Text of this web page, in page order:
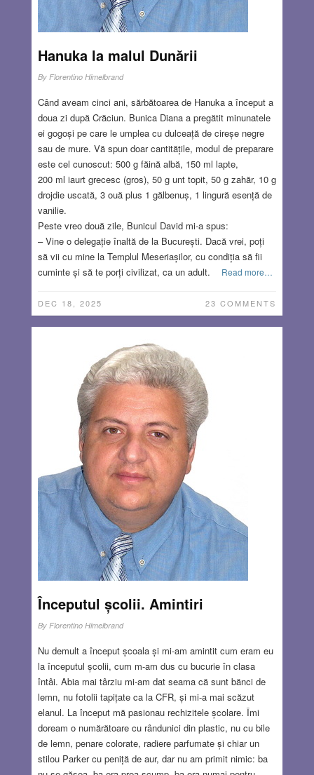
Hanuka la malul Dunării
By Florentino Himelbrand
Când aveam cinci ani, sărbătoarea de Hanuka a început a
doua zi după Crăciun. Bunica Diana a pregătit minunatele
ei gogoși pe care le umplea cu dulceață de cireșe negre
sau de mure. Vă spun doar cantitățile, modul de preparare
este cel cunoscut: 500 g făină albă, 150 ml lapte,
200 ml iaurt grecesc (gros), 50 g unt topit, 50 g zahăr, 10 g
drojdie uscată, 3 ouă plus 1 gălbenuș, 1 lingură esență de
vanilie.
Peste vreo două zile, Bunicul David mi-a spus:
– Vine o delegație înaltă de la București. Dacă vrei, poți
să vii cu mine la Templul Meseriașilor, cu condiția să fii
cuminte și să te porți civilizat, ca un adult.
Read more…
DEC 18, 2025 23 COMMENTS
Începutul școlii. Amintiri
By Florentino Himelbrand
Nu demult a început școala și mi-am amintit cum eram eu
la începutul școlii, cum m-am dus cu bucurie în clasa
întâi. Abia mai târziu mi-am dat seama că sunt bănci de
lemn, nu fotolii tapițate ca la CFR, și mi-a mai scăzut
elanul. La început mă pasionau rechizitele școlare. Îmi
doream o numărătoare cu rândunici din plastic, nu cu bile
de lemn, penare colorate, radiere parfumate și chiar un
stilou Parker cu peniță de aur, dar nu am primit nimic: ba